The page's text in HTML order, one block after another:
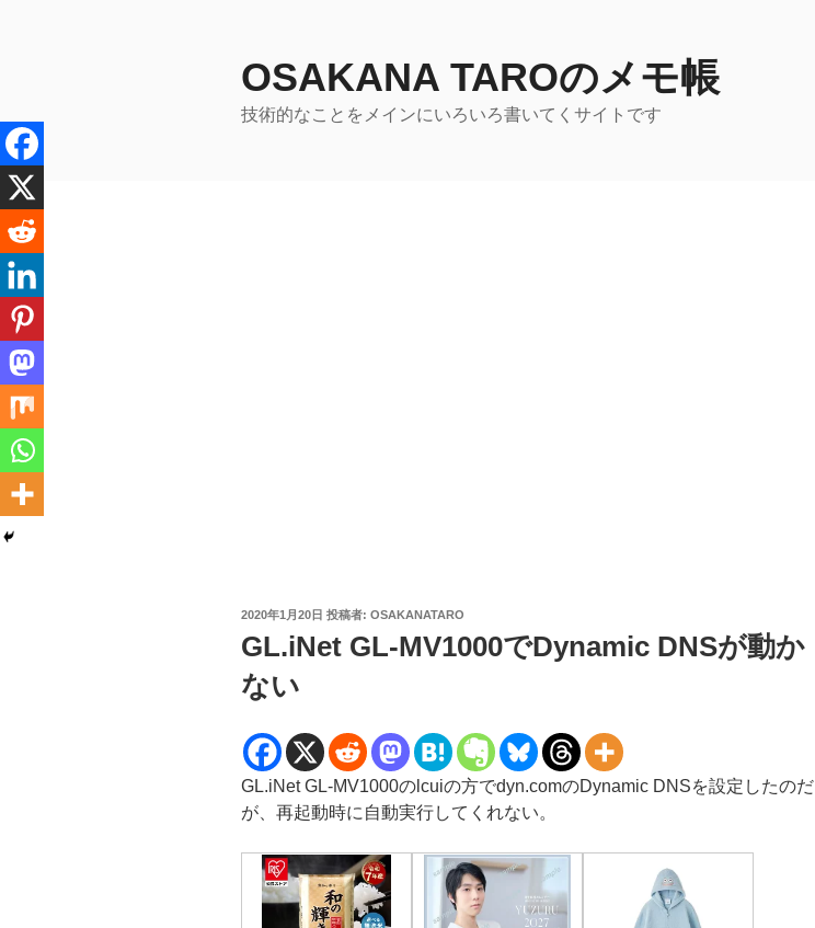
へ
ス
キ
プ
OSAKANA TAROのメモ帳
技術的なことをメインにいろいろ書いてくサイトです
投
日:
2020年1月20日 投稿者: OSAKANATARO
GL.iNet GL-MV1000でDynamic DNSが動か
ない
GL.iNet GL-MV1000のlcuiの方でdyn.comのDynamic DNSを設定したのだ
が、再起動時に自動実行してくれない。